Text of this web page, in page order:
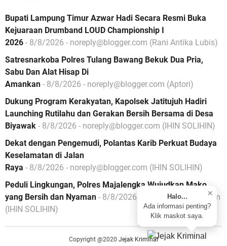
✕
Halo...
Ada informasi penting?
Klik maskot saya.
Bupati Lampung Timur Azwar Hadi Secara Resmi Buka
Kejuaraan Drumband LOUD Championship I
2026 - 8/8/2026 - noreply@blogger.com (Rani Antika Lubis)
Satresnarkoba Polres Tulang Bawang Bekuk Dua Pria,
Sabu Dan Alat Hisap Di
Amankan - 8/8/2026 - noreply@blogger.com (Aptori)
Dukung Program Kerakyatan, Kapolsek Jatitujuh Hadiri
Launching Rutilahu dan Gerakan Bersih Bersama di Desa
Biyawak - 8/8/2026 - noreply@blogger.com (IHIN SOLIHIN)
Dekat dengan Pengemudi, Polantas Karib Perkuat Budaya
Keselamatan di Jalan
Raya - 8/8/2026 - noreply@blogger.com (IHIN SOLIHIN)
Peduli Lingkungan, Polres Majalengka Wujudkan Mako
yang Bersih dan Nyaman - 8/8/2026 - noreply@blogger.com
(IHIN SOLIHIN)
Copyright @2020 Jejak Kriminal